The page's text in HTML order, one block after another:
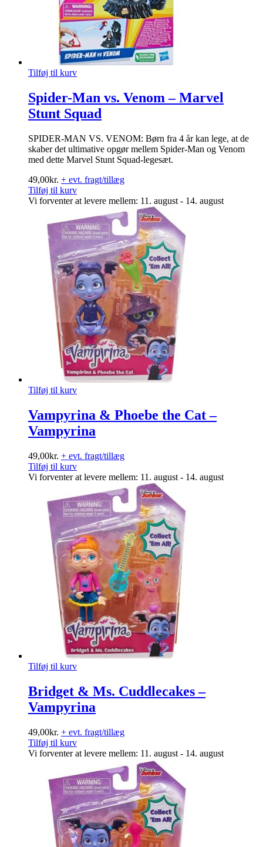
Tilføj til kurv
Spider-Man vs. Venom – Marvel
Stunt Squad
SPIDER-MAN VS. VENOM: Børn fra 4 år kan lege, at de
skaber det ultimative opgør mellem Spider-Man og Venom
med dette Marvel Stunt Squad-legesæt.
49,00kr. + evt. fragt/tillæg
Tilføj til kurv
Vi forventer at levere mellem: 11. august - 14. august
Tilføj til kurv
Vampyrina & Phoebe the Cat –
Vampyrina
49,00kr. + evt. fragt/tillæg
Tilføj til kurv
Vi forventer at levere mellem: 11. august - 14. august
Tilføj til kurv
Bridget & Ms. Cuddlecakes –
Vampyrina
49,00kr. + evt. fragt/tillæg
Tilføj til kurv
Vi forventer at levere mellem: 11. august - 14. august